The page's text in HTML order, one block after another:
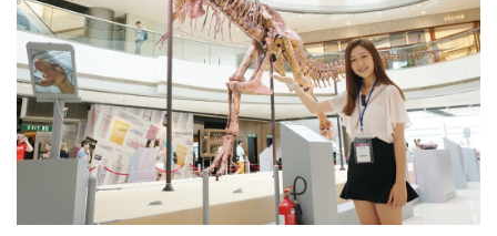
IT Times
生成式AI與雲端應用
Enterprise Digital Transformation
特集